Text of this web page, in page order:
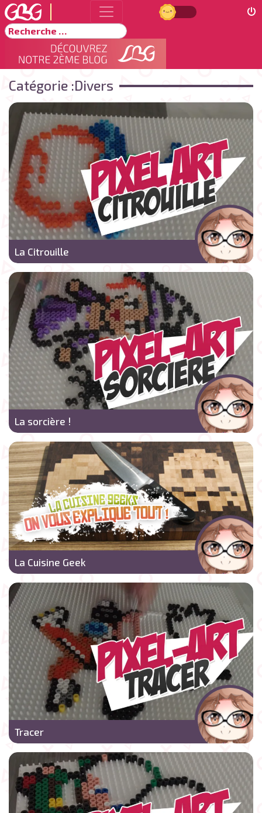
Jour
Rechercher
Catégorie :Divers
La Citrouille
La sorcière !
La Cuisine Geek
Tracer